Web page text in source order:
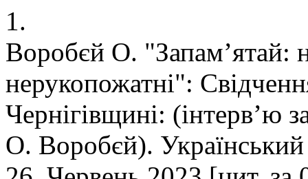
1.
Воробєй О. "Запам’ятай:
нерукопожатні":
Чернігівщині: (інтерв’ю
О. Воробєй).